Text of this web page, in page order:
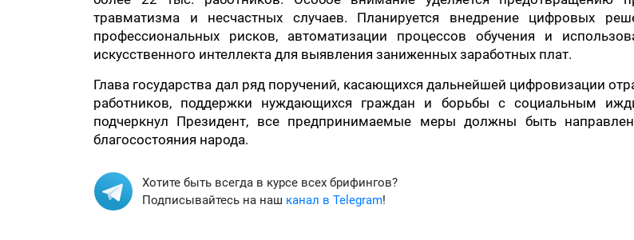
травматизма и несчастных случаев. Планируется внедрение цифровых
профессиональных рисков, автоматизации процессов обучения и
искусственного интеллекта для выявления заниженных заработных плат.
Глава государства дал ряд поручений, касающихся дальнейшей цифровизации
работников, поддержки нуждающихся граждан и борьбы с социальным
подчеркнул Президент, все предпринимаемые меры должны быть
благосостояния народа.
Хотите быть всегда в курсе всех брифингов?
Подписывайтесь на наш канал в Telegram!